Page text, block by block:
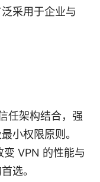
采用于企业与
任架构结合，强
小权限原则。
VPN 的性能与
选。